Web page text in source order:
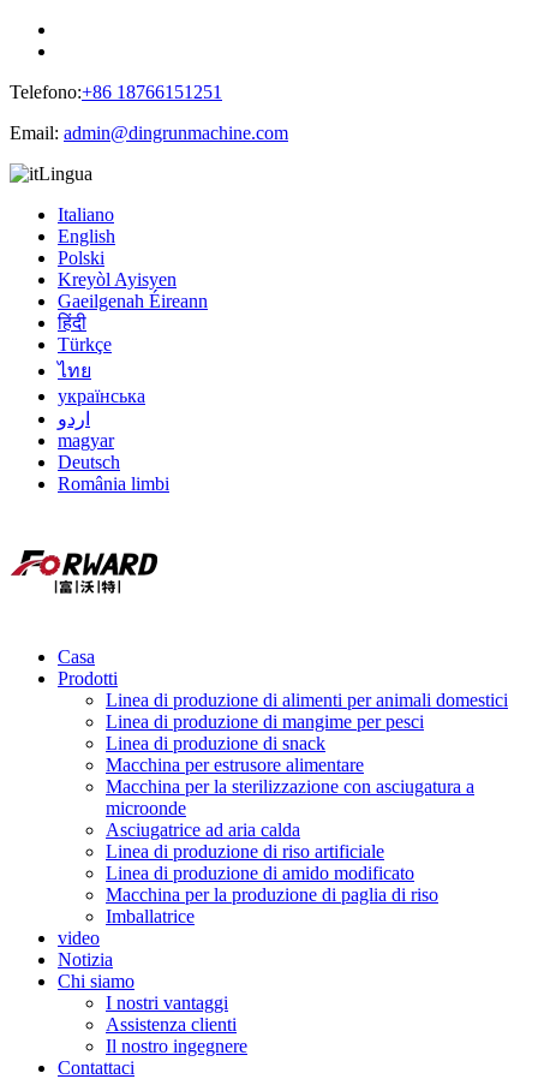
Telefono:+86 18766151251
Email: admin@dingrunmachine.com
Lingua
Italiano
English
Polski
Kreyòl Ayisyen
Gaeilgenah Éireann
हिंदी
Türkçe
ไทย
українська
اردو
magyar
Deutsch
România limbi
Casa
Prodotti
Linea di produzione di alimenti per animali domestici
Linea di produzione di mangime per pesci
Linea di produzione di snack
Macchina per estrusore alimentare
Macchina per la sterilizzazione con asciugatura a
microonde
Asciugatrice ad aria calda
Linea di produzione di riso artificiale
Linea di produzione di amido modificato
Macchina per la produzione di paglia di riso
Imballatrice
video
Notizia
Chi siamo
I nostri vantaggi
Assistenza clienti
Il nostro ingegnere
Contattaci